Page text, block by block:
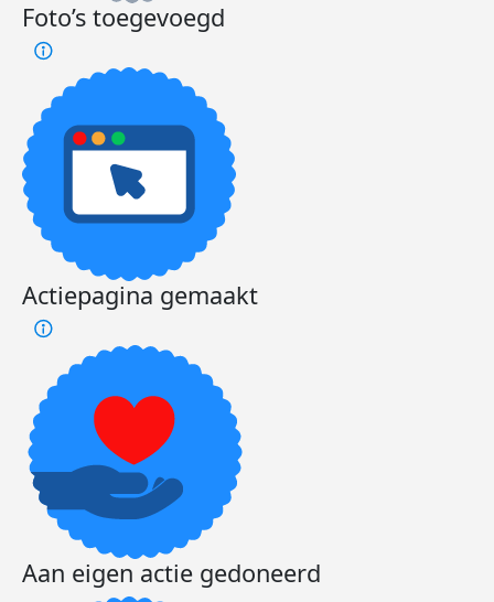
Foto’s toegevoegd
Actiepagina gemaakt
Aan eigen actie gedoneerd